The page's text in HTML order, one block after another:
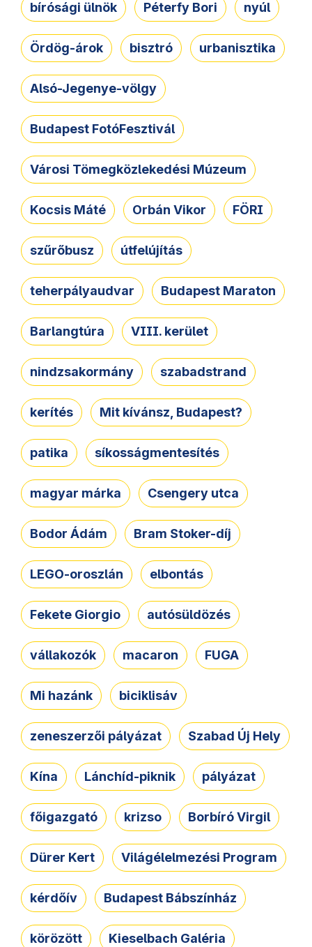
bírósági ülnök Péterfy Bori nyúl
Ördög-árok bisztró urbanisztika
Alsó-Jegenye-völgy
Budapest FotóFesztivál
Városi Tömegközlekedési Múzeum
Kocsis Máté Orbán Vikor FÖRI
szűrőbusz útfelújítás
teherpályaudvar Budapest Maraton
Barlangtúra VIII. kerület
nindzsakormány szabadstrand
kerítés Mit kívánsz, Budapest?
patika síkosságmentesítés
magyar márka Csengery utca
Bodor Ádám Bram Stoker-díj
LEGO-oroszlán elbontás
Fekete Giorgio autósüldözés
vállakozók macaron FUGA
Mi hazánk biciklisáv
zeneszerzői pályázat Szabad Új Hely
Kína Lánchíd-piknik pályázat
főigazgató krizso Borbíró Virgil
Dürer Kert Világélelmezési Program
kérdőív Budapest Bábszínház
körözött Kieselbach Galéria